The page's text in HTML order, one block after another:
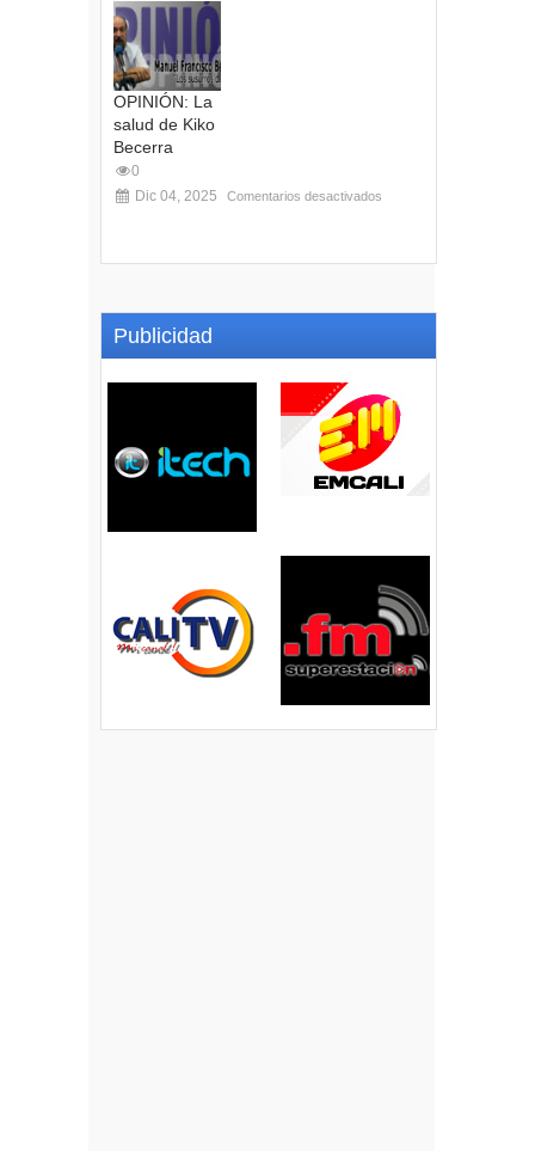
OPINIÓN: La
salud de Kiko
Becerra
0
Dic 04, 2025
Comentarios desactivados
Publicidad